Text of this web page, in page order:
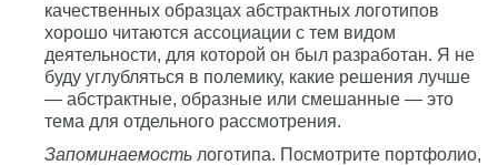
качественных образцах абстрактных логотипов
хорошо читаются ассоциации с тем видом
деятельности, для которой он был разработан. Я не
буду углубляться в полемику, какие решения лучше
— абстрактные, образные или смешанные — это
тема для отдельного рассмотрения.
Запоминаемость логотипа. Посмотрите портфолио,